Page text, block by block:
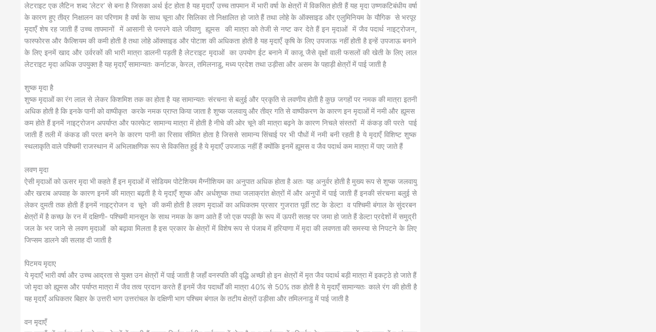
लेटराइट एक लैटिन शब्द ‘लेटर’ से बना है जिसका अर्थ ईट होता है यह मृदाएँ उच्च तापमान में भारी वर्षा के क्षेत्रों में विकसित होती हैं यह मृदा उष्णकटिबंधीय वर्षा
के कारण हुए तीव्र निक्षालन का परिणाम है वर्षा के साथ चूना और सिलिका तो निक्षालित हो जाते हैं तथा लोहे के ऑक्साइड और एलुमिनियम के यौगिक से भरपूर
मृदाएँ शेष रह जाती हैं उच्च तापमानों में आसानी से पनपने वाले जीवाणु ह्यूमस की मात्रा को तेजी से नष्ट कर देते हैं इन मृदाओं में जैव पदार्थ नाइट्रोजन,
फास्फोरस और कैल्शियम की कमी होती है तथा लोहे ऑक्साइड और पोटाश की अधिकता होती है यह मृदाएँ कृषि के लिए उपजाऊ नहीं होती है इन्हें उपजाऊ बनाने
के लिए इनमें खाद और उर्वरकों की भारी मात्रा डालनी पड़ती है लेटराइट मृदाओं का उपयोग ईट बनाने में काजू जैसे वृक्षों वाली फसलों की खेती के लिए लाल
लेटराइट मृदा अधिक उपयुक्त है यह मृदाएँ सामान्यतः कर्नाटक, केरल, तमिलनाडु, मध्य प्रदेश तथा उड़ीसा और असम के पहाड़ी क्षेत्रों में पाई जाती है
शुष्क मृदा है
शुष्क मृदाओं का रंग लाल से लेकर किशमिश तक का होता है यह सामान्यतः संरचना से बलुई और प्रकृति से लवणीय होती है कुछ जगहों पर नमक की मात्रा इतनी
अधिक होती है कि इनके पानी को वाष्पीकृत करके नमक प्राप्त किया जाता है शुष्क जलवायु और तीव्र गति से वाष्पीकरण के कारण इन मृदाओं में नमी और ह्यूमस
कम होते हैं इनमें नाइट्रोजन अपर्याप्त और फास्फेट सामान्य मात्रा में होती है नीचे की ओर चूने की मात्रा बढ़ने के कारण निचले संस्तरों में कंकड़ की परते पाई
जाती हैं तली में कंकड की परत बनने के कारण पानी का रिसाव सीमित होता है जिससे सामान्य सिंचाई पर भी पौधों में नमी बनी रहती है ये मृदाएँ विशिष्ट शुष्क
स्थलाकृति वाले पश्चिमी राजस्थान में अभिलाक्षणिक रूप से विकसित हुई है ये मृदाएँ उपजाऊ नहीं हैं क्योंकि इनमें ह्यूमस व जैव पदार्थ कम मात्रा में पाए जाते हैं
लवण मृदा
ऐसी मृदाओं को ऊसर मृदा भी कहते हैं इन मृदाओं में सोडियम पोटेशियम मैग्नीशियम का अनुपात अधिक होता है अतः यह अनुर्वर होती है मुख्य रूप से शुष्क जलवायु
और खराब अपवाह के कारण इनमें की मात्रा बढ़ती है ये मृदाएँ शुष्क और अर्धशुष्क तथा जलाक्रांत क्षेत्रों में और अनुपों में पाई जाती हैं इनकी संरचना बलुई से
लेकर दुमती तक होती हैं इनमें नाइट्रोजन व चूने की कमी होती है लवण मृदाओं का अधिकतम प्रसार गुजरात पूर्वी तट के डेल्टा व पश्चिमी बंगाल के सुंदरबन
क्षेत्रों में है कच्छ के रन में दक्षिणी- पश्चिमी मानसून के साथ नमक के कण आते हैं जो एक पपड़ी के रूप में ऊपरी सतह पर जमा हो जाते हैं डेल्टा प्रदेशों में समुद्री
जल के भर जाने से लवण मृदाओं को बढ़ावा मिलता है इस प्रकार के क्षेत्रों में विशेष रूप से पंजाब में हरियाणा में मृदा की लवणता की समस्या से निपटने के लिए
जिप्सम डालने की सलाह दी जाती है
पिटमय मृदाए
ये मृदाएँ भारी वर्षा और उच्च आद्रता से युक्त उन क्षेत्रों में पाई जाती है जहाँ वनस्पति की वृद्धि अच्छी हो इन क्षेत्रों में मृत जैव पदार्थ बड़ी मात्रा में इकट्ठे हो जाते हैं
जो मृदा को ह्यूमस और पर्याप्त मात्रा में जैव तत्व प्रदान करते हैं इनमें जैव पदार्थों की मात्रा 40% से 50% तक होती है ये मृदाएँ सामान्यतः काले रंग की होती है
यह मृदाएँ अधिकतर बिहार के उत्तरी भाग उत्तरांचल के दक्षिणी भाग पश्चिम बंगाल के तटीय क्षेत्रों उड़ीसा और तमिलनाडु में पाई जाती है
वन मृदाएँ